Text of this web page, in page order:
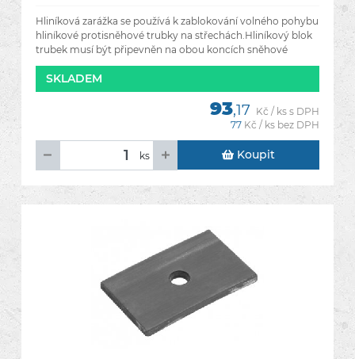
Hliníková zarážka se používá k zablokování volného pohybu
hliníkové protisněhové trubky na střechách.Hliníkový blok
trubek musí být připevněn na obou koncích sněhové
SKLADEM
93,17 Kč / ks s DPH
77 Kč / ks bez DPH
ks Koupit